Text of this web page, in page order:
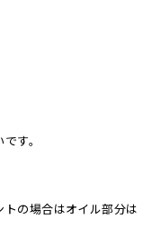
す。
の場合はオイル部分は